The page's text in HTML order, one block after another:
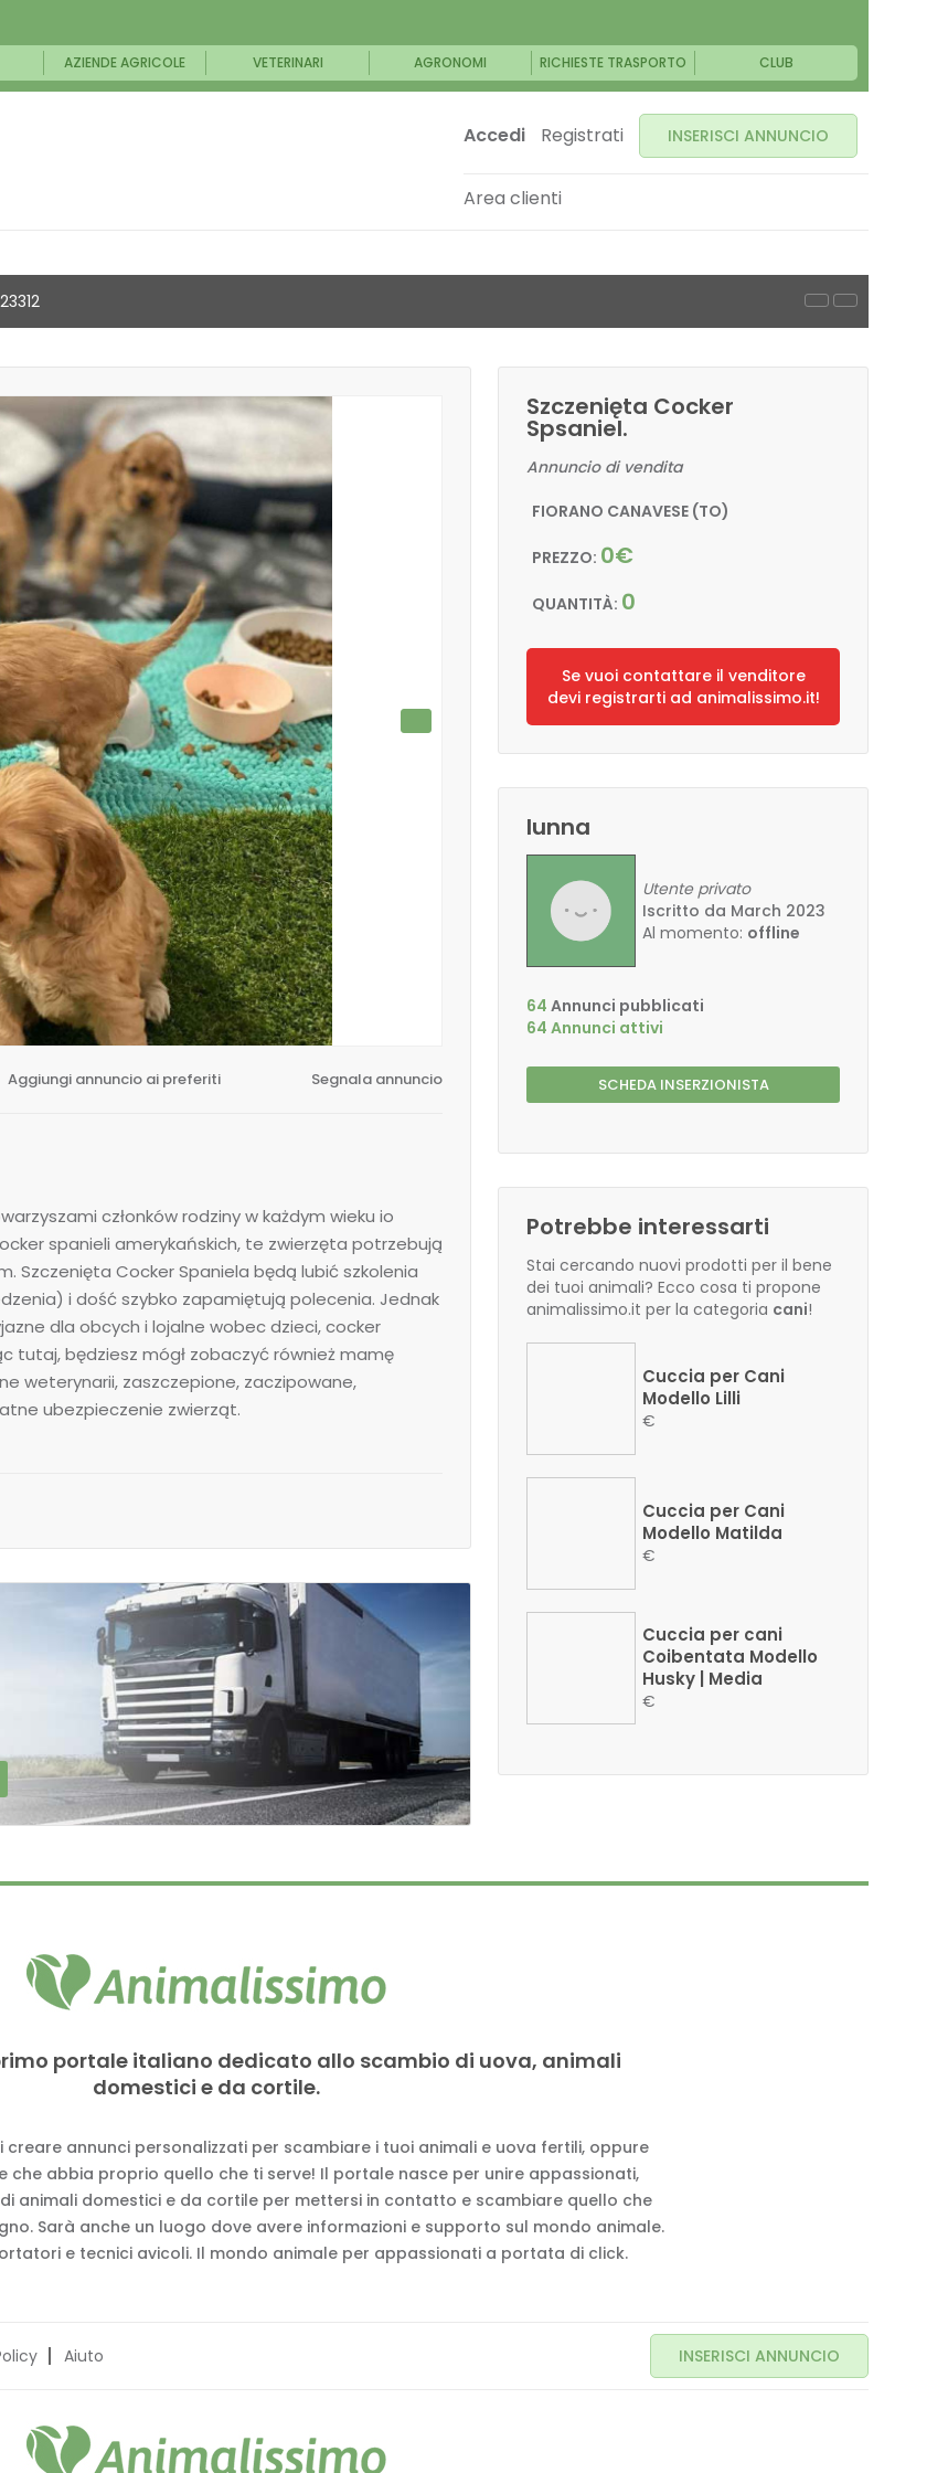
AZIENDE AGRICOLE VETERINARI AGRONOMI RICHIESTE TRASPORTO CLUB
Accedi Registrati INSERISCI ANNUNCIO
Area clienti
Aggiungi annuncio ai preferiti Segnala annuncio
członków rodziny w każdym wieku io
spanieli amerykańskich, te zwierzęta potrzebują
Szczenięta Cocker Spaniela będą lubić szkolenia
i dość szybko zapamiętują polecenia. Jednak
dla obcych i lojalne wobec dzieci, cocker
tutaj, będziesz mógł zobaczyć również mamę
weterynarii, zaszczepione, zaczipowane,
ubezpieczenie zwierząt.
Szczenięta Cocker
Spsaniel.
Annuncio di vendita
FIORANO CANAVESE (TO)
PREZZO: 0€
QUANTITÀ: 0
Se vuoi contattare il venditore
devi registrarti ad animalissimo.it!
lunna
Utente privato
Iscritto da March 2023
Al momento: offline
64 Annunci pubblicati
64 Annunci attivi
SCHEDA INSERZIONISTA
Potrebbe interessarti
Stai cercando nuovi prodotti per il bene
dei tuoi animali? Ecco cosa ti propone
animalissimo.it per la categoria cani!
Cuccia per Cani
Modello Lilli
€
Cuccia per Cani
Modello Matilda
€
Cuccia per cani
Coibentata Modello
Husky | Media
€
portale italiano dedicato allo scambio di uova, animali
domestici e da cortile.
creare annunci personalizzati per scambiare i tuoi animali e uova fertili, oppure
che abbia proprio quello che ti serve! Il portale nasce per unire appassionati,
animali domestici e da cortile per mettersi in contatto e scambiare quello che
Sarà anche un luogo dove avere informazioni e supporto sul mondo animale.
e tecnici avicoli. Il mondo animale per appassionati a portata di click.
Aiuto INSERISCI ANNUNCIO